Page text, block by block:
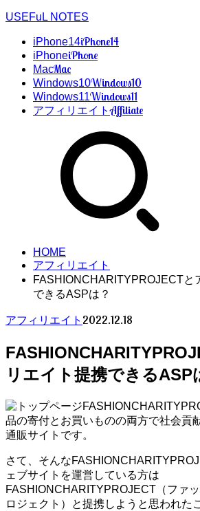
USEFuL NOTES
iPhone14iPhone14
iPhoneiPhone
MacMac
Windows10Windows10
Windows11Windows11
アフィリエイトAffiliate
HOME
アフィリエイト
FASHIONCHARITYPROJECTと
できるASPは？
アフィリエイト 2022.12.18
リエイト提携できるASP
品の寄付とお買いものの両方で社会貢
通販サイトです。
さて、そんな
ェブサイトを運営している方は
FASHIONCHARITYPROJECT（ファ
ロジェクト）と提携しようと思われた